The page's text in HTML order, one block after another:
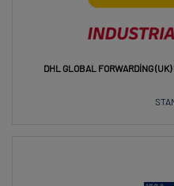
DHL GLOBAL FORWARDING